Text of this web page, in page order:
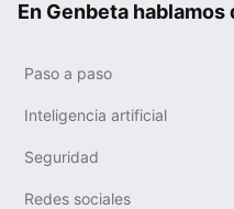
En Genbeta hablamos
Paso a paso
Inteligencia artificial
Seguridad
Redes sociales